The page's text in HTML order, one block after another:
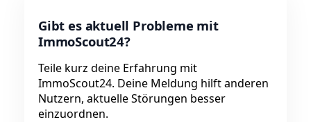
Gibt es aktuell Probleme mit
ImmoScout24?
Teile kurz deine Erfahrung mit
ImmoScout24. Deine Meldung hilft anderen
Nutzern, aktuelle Störungen besser
einzuordnen.